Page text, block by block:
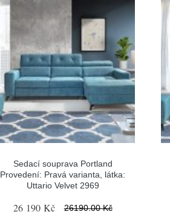
Sedací souprava Portland
Provedení: Pravá varianta, látka:
Uttario Velvet 2969
26 190 Kč 26190.00 Kč